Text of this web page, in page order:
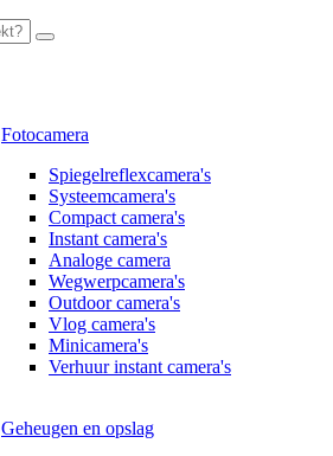
Fotocamera
Spiegelreflexcamera's
Systeemcamera's
Compact camera's
Instant camera's
Analoge camera
Wegwerpcamera's
Outdoor camera's
Vlog camera's
Minicamera's
Verhuur instant camera's
Geheugen en opslag